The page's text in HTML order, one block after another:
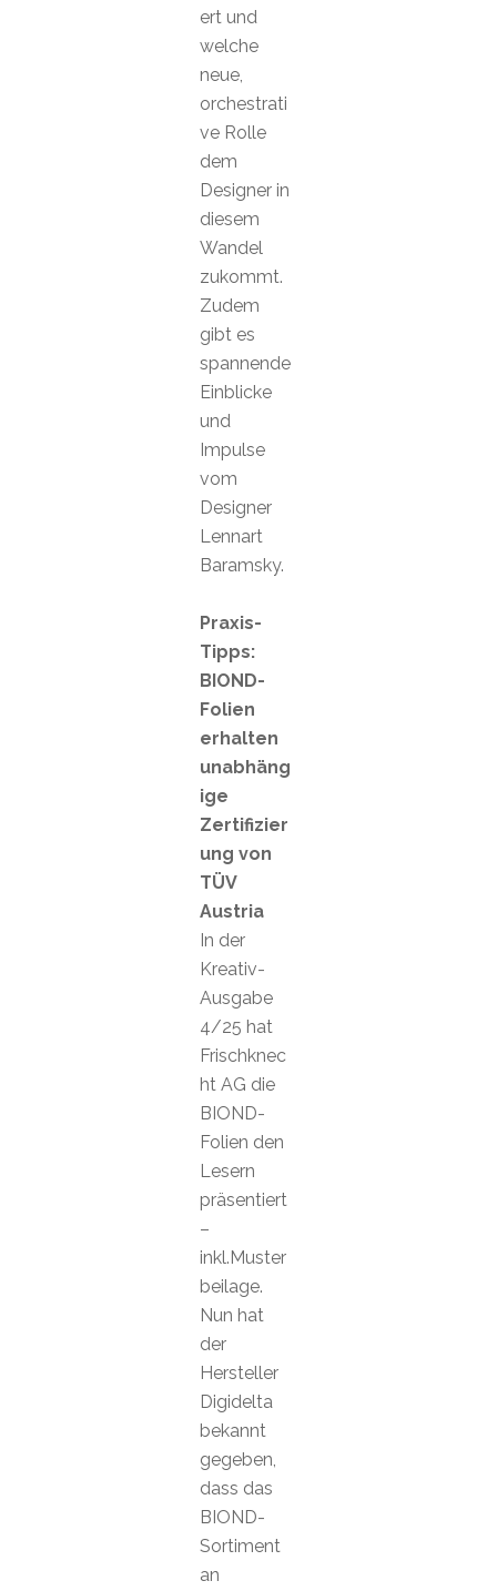
ert und
welche
neue,
orchestrati
ve Rolle
dem
Designer in
diesem
Wandel
zukommt.
Zudem
gibt es
spannende
Einblicke
und
Impulse
vom
Designer
Lennart
Baramsky.
Praxis-
Tipps:
BIOND-
Folien
erhalten
unabhäng
ige
Zertifizier
ung von
TÜV
Austria
In der
Kreativ-
Ausgabe
4/25 hat
Frischknec
ht AG die
BIOND-
Folien den
Lesern
präsentiert
–
inkl.Muster
beilage.
Nun hat
der
Hersteller
Digidelta
bekannt
gegeben,
dass das
BIOND-
Sortiment
an